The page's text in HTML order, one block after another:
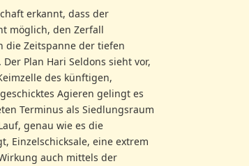
erkannt, dass der
möglich, den Zerfall
die Zeitspanne der tiefen
Plan Hari Seldons sieht vor,
des künftigen,
Agieren gelingt es
Terminus als Siedlungsraum
genau wie es die
Einzelschicksale, eine extrem
auch mittels der